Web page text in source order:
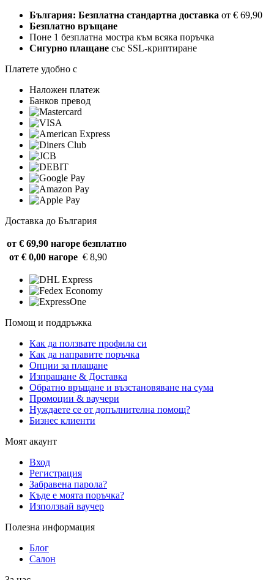
България: Безплатна стандартна доставка от € 69,90
Безплатно връщане
Поне 1 безплатна мостра към всяка поръчка
Сигурно плащане със SSL-криптиране
Платете удобно с
Наложен платеж
Банков превод
Доставка до България
от € 69,90 нагоре безплатно
от € 0,00 нагоре € 8,90
Помощ и поддръжка
Как да ползвате профила си
Как да направите поръчка
Опции за плащане
Изпращане & Доставка
Обратно връщане и възстановяване на сума
Промоции & ваучери
Нуждаете се от допълнителна помощ?
Бизнес клиенти
Моят акаунт
Вход
Регистрация
Забравена парола?
Къде е моята поръчка?
Използвай ваучер
Полезна информация
Блог
Салон